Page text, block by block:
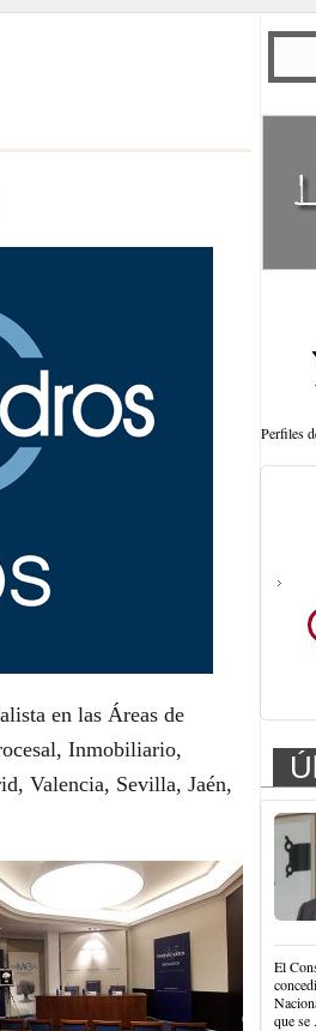
en las Áreas de
Inmobiliario,
Valencia, Sevilla, Jaén,
Perfiles
El
que se